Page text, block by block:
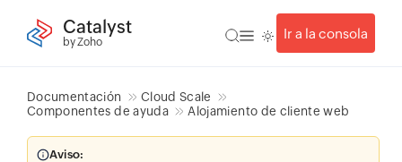
Catalyst
by Zoho
Ir a la consola
Documentación
Cloud Scale
Componentes de ayuda
Alojamiento de cliente web
Aviso: